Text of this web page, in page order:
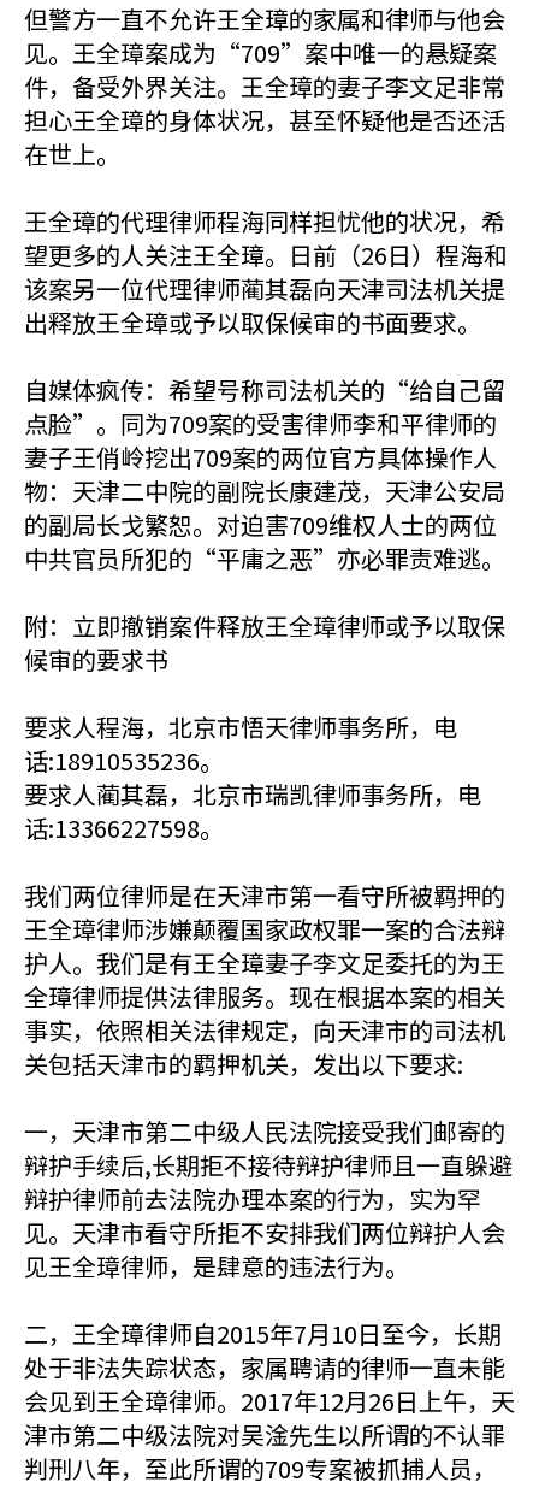
但警方一直不允许王全璋的家属和律师与他会
见。王全璋案成为“709”案中唯一的悬疑案
件，备受外界关注。王全璋的妻子李文足非常
担心王全璋的身体状况，甚至怀疑他是否还活
在世上。
王全璋的代理律师程海同样担忧他的状况，希
望更多的人关注王全璋。日前（26日）程海和
该案另一位代理律师蔺其磊向天津司法机关提
出释放王全璋或予以取保候审的书面要求。
自媒体疯传：希望号称司法机关的“给自己留
点脸”。同为709案的受害律师李和平律师的
妻子王俏岭挖出709案的两位官方具体操作人
物：天津二中院的副院长康建茂，天津公安局
的副局长戈繁恕。对迫害709维权人士的两位
中共官员所犯的“平庸之恶”亦必罪责难逃。
附：立即撤销案件释放王全璋律师或予以取保
候审的要求书
要求人程海，北京市悟天律师事务所，电
话:18910535236。
要求人蔺其磊，北京市瑞凯律师事务所，电
话:13366227598。
我们两位律师是在天津市第一看守所被羁押的
王全璋律师涉嫌颠覆国家政权罪一案的合法辩
护人。我们是有王全璋妻子李文足委托的为王
全璋律师提供法律服务。现在根据本案的相关
事实，依照相关法律规定，向天津市的司法机
关包括天津市的羁押机关，发出以下要求:
一，天津市第二中级人民法院接受我们邮寄的
辩护手续后,长期拒不接待辩护律师且一直躲避
辩护律师前去法院办理本案的行为，实为罕
见。天津市看守所拒不安排我们两位辩护人会
见王全璋律师，是肆意的违法行为。
二，王全璋律师自2015年7月10日至今，长期
处于非法失踪状态，家属聘请的律师一直未能
会见到王全璋律师。2017年12月26日上午，天
津市第二中级法院对吴淦先生以所谓的不认罪
判刑八年，至此所谓的709专案被抓捕人员，